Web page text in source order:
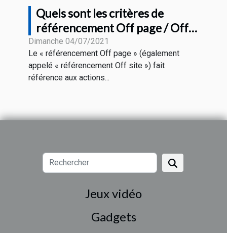
Quels sont les critères de
référencement Off page / Off
site pour le SEO
Dimanche 04/07/2021
Le « référencement Off page » (également
appelé « référencement Off site ») fait
référence aux actions...
Jeux vidéo
Gadgets